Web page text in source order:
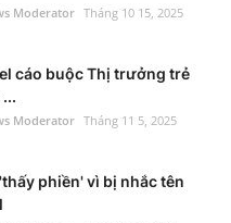
Moderator Tháng 10 15, 2025
cáo buộc Thị trưởng trẻ
Moderator Tháng 11 5, 2025
phiền' vì bị nhắc tên